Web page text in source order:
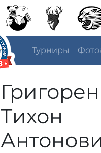
Турниры
Тихон